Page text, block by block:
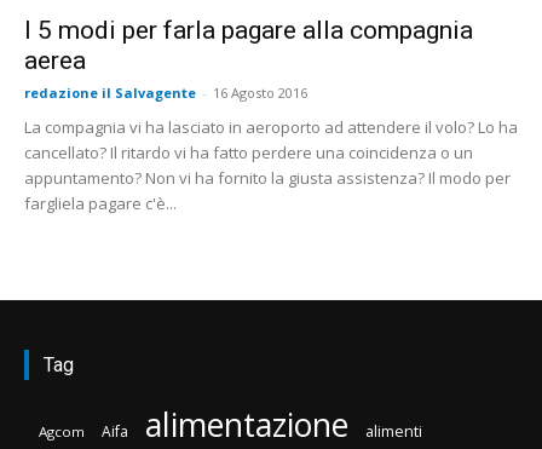
I 5 modi per farla pagare alla compagnia
aerea
redazione il Salvagente - 16 Agosto 2016
La compagnia vi ha lasciato in aeroporto ad attendere il volo? Lo ha
cancellato? Il ritardo vi ha fatto perdere una coincidenza o un
appuntamento? Non vi ha fornito la giusta assistenza? Il modo per
fargliela pagare c'è...
Tag
Agcom Aifa alimentazione alimenti